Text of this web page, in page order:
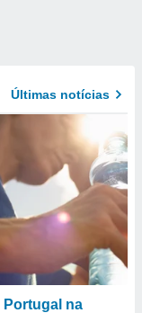
Últimas notícias
Portugal na